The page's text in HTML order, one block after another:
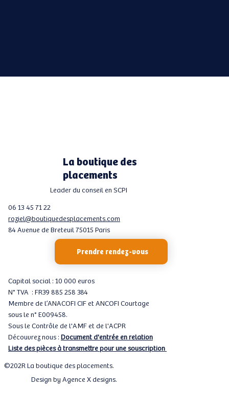
La boutique des
placements
Leader du conseil en SCPI
06 13 45 71 22
roziel@boutiquedesplacements.com
84 Avenue de Breteuil 75015 Paris
Prendre rendez-vous
Capital social : 10 000 euros
N° TVA : FR39 885 258 384
Membre de l’ANACOFI CIF et ANCOFI Courtage
sous le n° E009458.
Sous le Contrôle de l'AMF et de l'ACPR
Découvrez nous :Document d'entrée en relation
Liste des pièces à transmettre pour une souscription
©202R La boutique des placements.
Design byAgence X designs.